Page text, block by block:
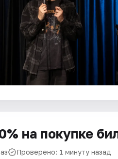
на покупке
Проверено: 1 минуту назад